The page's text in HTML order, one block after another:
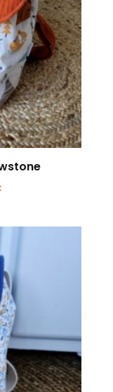
actuel
40,00€.